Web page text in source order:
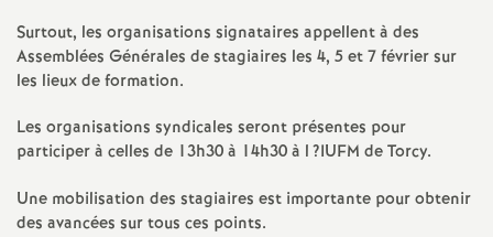
a
l
d
Surtout, les organisations signataires appellent à des
Assemblées Générales de stagiaires les 4, 5 et 7 février sur
les lieux de formation.
Les organisations syndicales seront présentes pour
participer à celles de 13h30 à 14h30 à l?IUFM de Torcy.
Une mobilisation des stagiaires est importante pour obtenir
des avancées sur tous ces points.